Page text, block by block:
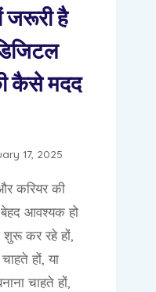
जरूरी है
कैसे मदद
17, 2025
करियर की
आवश्यक हो
शुरू कर रहे हों,
हों, या
चाहते हों,